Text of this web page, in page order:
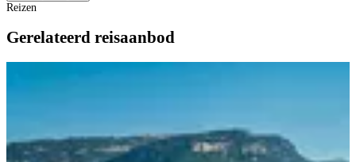
Reizen
Gerelateerd reisaanbod